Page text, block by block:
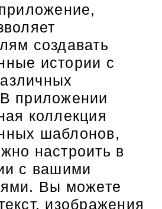
создавать
истории с
приложении
коллекция
шаблонов,
настроить в
с вашими
Вы можете
изображения